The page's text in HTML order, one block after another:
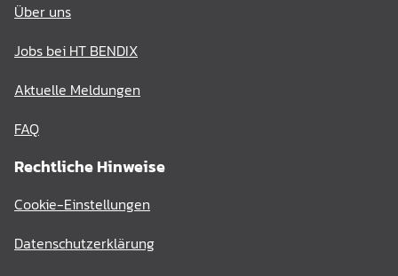
Über uns
Jobs bei HT BENDIX
Aktuelle Meldungen
FAQ
Rechtliche Hinweise
Cookie-Einstellungen
Datenschutzerklärung